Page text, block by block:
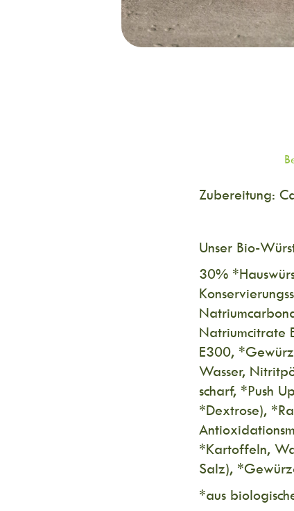
Zubereitung:
Unser Bio-
30%
Natriumcitrate
E300,
Wasser,
scharf, *Push
*Dextrose),
*Kartoffeln,
Salz),
*aus